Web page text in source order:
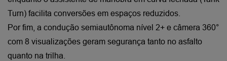
Turn) facilita conversões em espaços reduzidos.
Por fim, a condução semiautônoma nível 2+ e câmera 360°
com 8 visualizações geram segurança tanto no asfalto
quanto na trilha.